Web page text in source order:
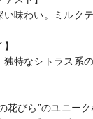
味わい。ミルク
特なシトラス系
花びら”のユニーク